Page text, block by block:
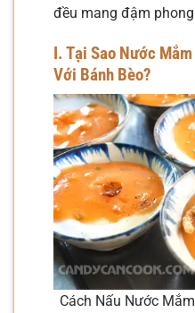
đều mang đậm
I. Tại Sao Nước
Với Bánh Bèo?
Cách Nấu Nước